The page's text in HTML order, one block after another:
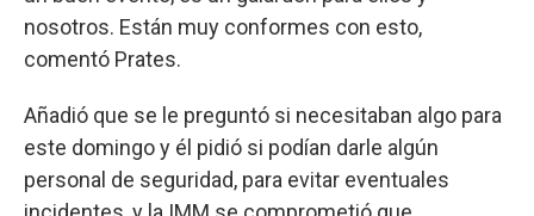
nosotros. Están muy conformes con esto,
comentó Prates.
Añadió que se le preguntó si necesitaban algo para
este domingo y él pidió si podían darle algún
personal de seguridad, para evitar eventuales